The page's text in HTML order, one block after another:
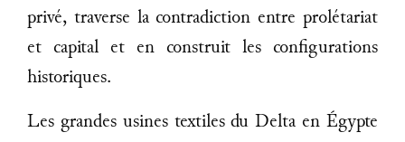
privé, traverse la contradiction entre prolétariat
et capital et en construit les configurations
historiques.
Les grandes usines textiles du Delta en Égypte